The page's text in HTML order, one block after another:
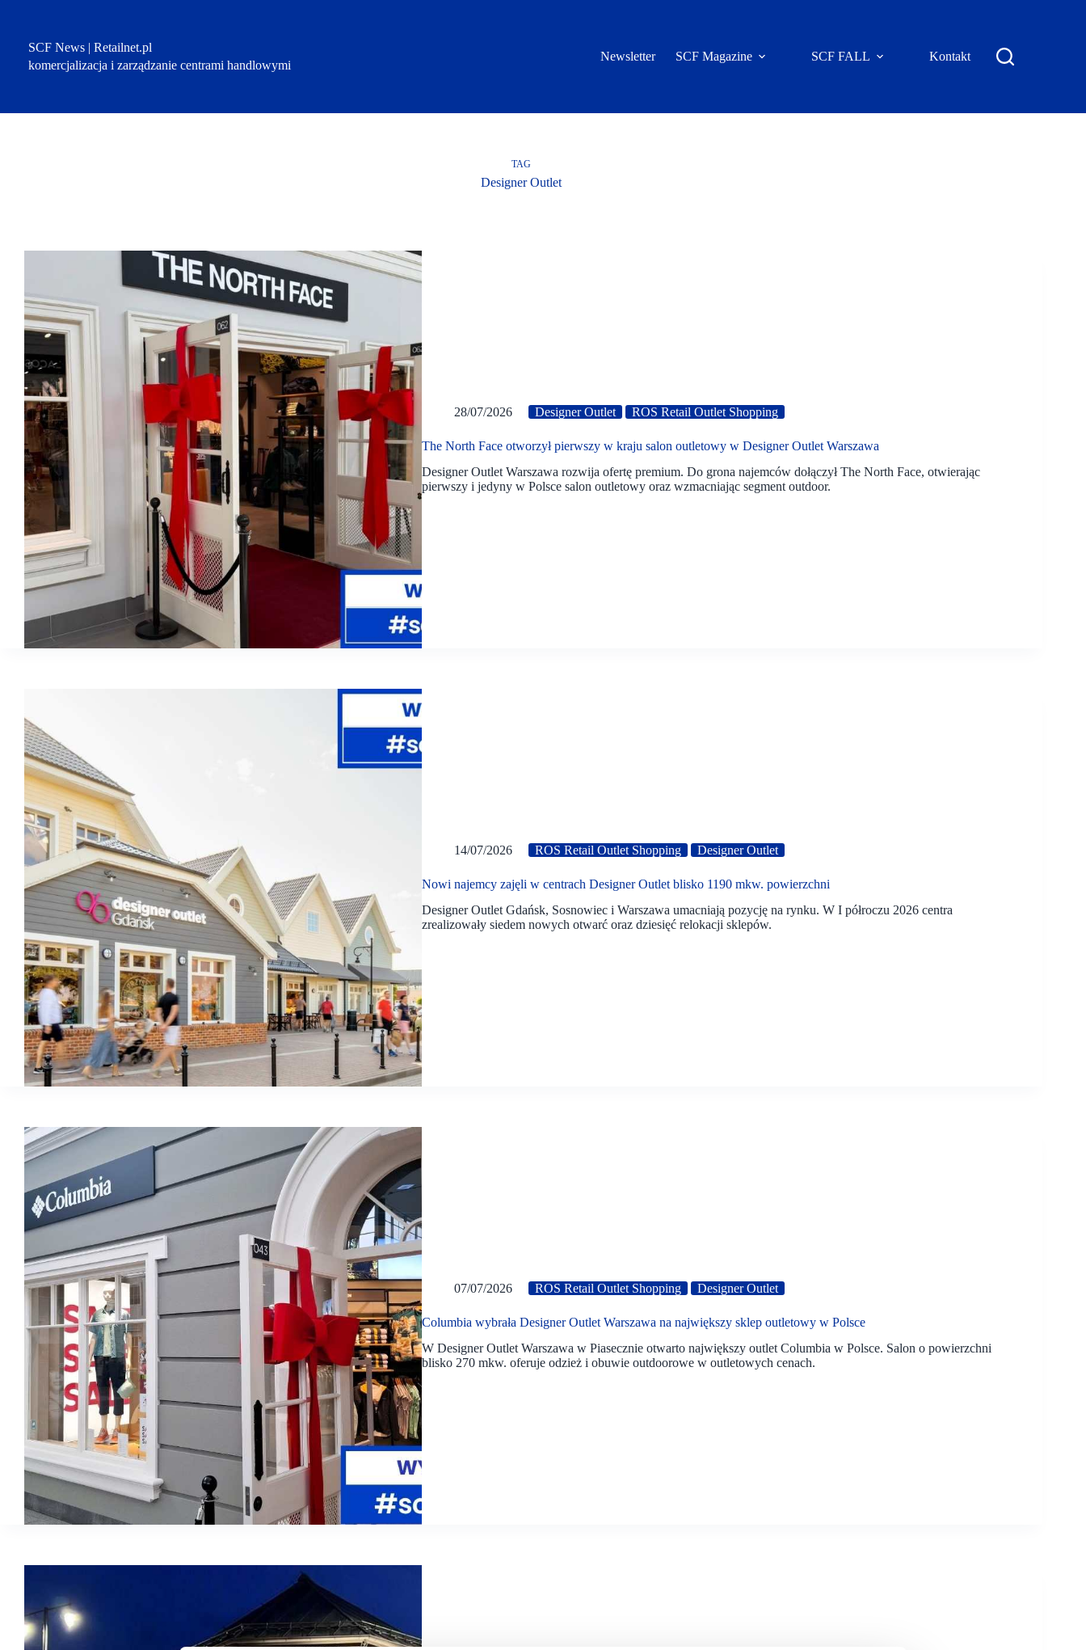
SCF News | Retailnet.pl
komercjalizacja i zarządzanie centrami handlowymi
Newsletter SCF Magazine SCF FALL Kontakt
TAG
Designer Outlet
28/07/2026 Designer Outlet ROS Retail Outlet Shopping
The North Face otworzył pierwszy w kraju salon outletowy w Designer Outlet Warszawa
Designer Outlet Warszawa rozwija ofertę premium. Do grona najemców dołączył The North Face, otwierając
pierwszy i jedyny w Polsce salon outletowy oraz wzmacniając segment outdoor.
14/07/2026 ROS Retail Outlet Shopping Designer Outlet
Nowi najemcy zajęli w centrach Designer Outlet blisko 1190 mkw. powierzchni
Designer Outlet Gdańsk, Sosnowiec i Warszawa umacniają pozycję na rynku. W I półroczu 2026 centra
zrealizowały siedem nowych otwarć oraz dziesięć relokacji sklepów.
07/07/2026 ROS Retail Outlet Shopping Designer Outlet
Columbia wybrała Designer Outlet Warszawa na największy sklep outletowy w Polsce
W Designer Outlet Warszawa w Piasecznie otwarto największy outlet Columbia w Polsce. Salon o powierzchni
blisko 270 mkw. oferuje odzież i obuwie outdoorowe w outletowych cenach.